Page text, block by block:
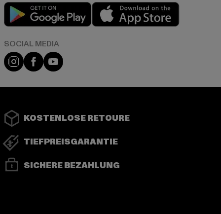
Play market
Instagram
FacebookYouTube
KOSTENLOSE RETOURE
TIEFPREISGARANTIE
SICHERE BEZAHLUNG